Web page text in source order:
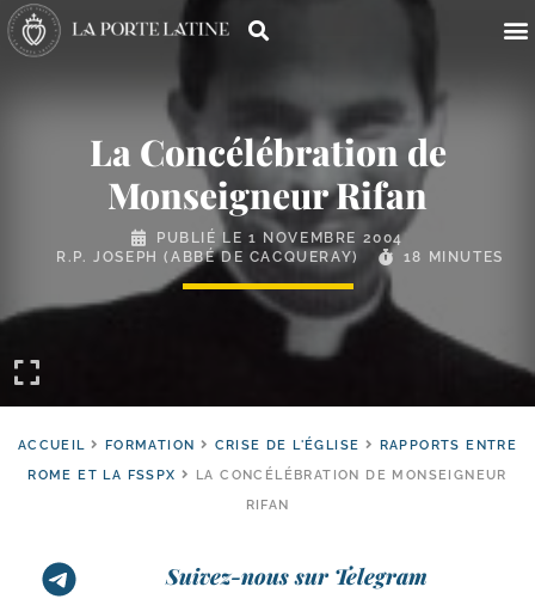
La Concélébration de
Monseigneur Rifan
PUBLIÉ LE 1 NOVEMBRE 2004
R.P. JOSEPH (ABBÉ DE CACQUERAY)
18 MINUTES
ACCUEIL FORMATION CRISE DE L'ÉGLISE
RAPPORTS ENTRE
ROME ET LA FSSPX
LA CONCÉLÉBRATION DE MONSEIGNEUR
RIFAN
Suivez-nous sur Telegram